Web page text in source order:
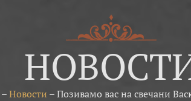
–Новости –Позивамо вас на свечани